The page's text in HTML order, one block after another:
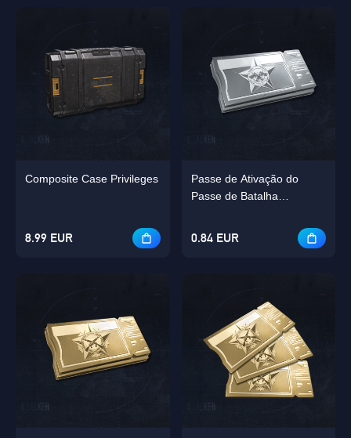
Composite Case Privileges
8.99 EUR
Passe de Ativação do
Passe de Batalha
0.84 EUR